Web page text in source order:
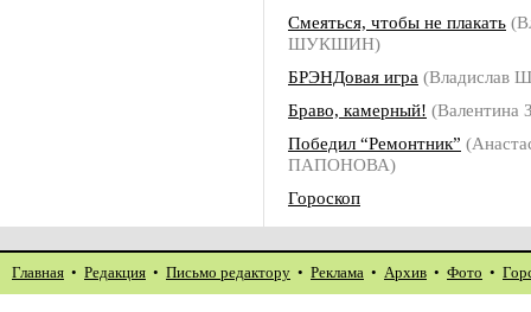
Смеяться, чтобы не плакать
ШУКШИН)
БРЭНДовая игра
Браво, камерный!
Победил “Ремонтник”
ПАПОНОВА)
Гороскоп
Главная • Редакция • Письмо редактору • Реклама • Архив • Фото •